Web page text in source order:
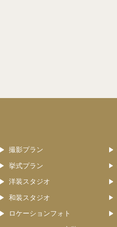
撮影プラン
挙式プラン
洋装スタジオ
和装スタジオ
ロケーションフォト